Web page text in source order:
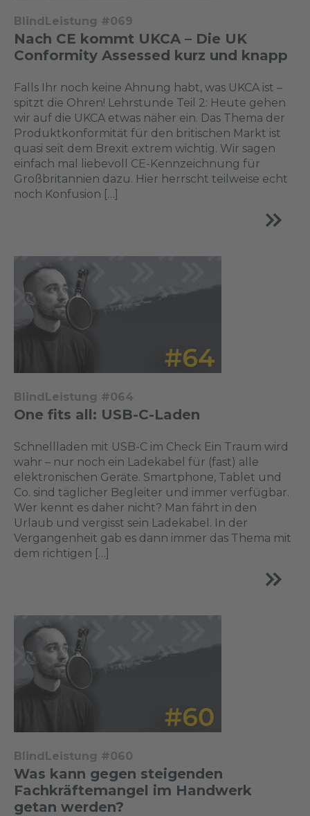
BlindLeistung #069
Nach CE kommt UKCA – Die UK
Conformity Assessed kurz und knapp
Falls Ihr noch keine Ahnung habt, was UKCA ist –
spitzt die Ohren! Lehrstunde Teil 2: Heute gehen
wir auf die UKCA etwas näher ein. Das Thema der
Produktkonformität für den britischen Markt ist
quasi seit dem Brexit extrem wichtig. Wir sagen
einfach mal liebevoll CE-Kennzeichnung für
Großbritannien dazu. Hier herrscht teilweise echt
noch Konfusion […]
BlindLeistung #064
One fits all: USB-C-Laden
Schnellladen mit USB-C im Check Ein Traum wird
wahr – nur noch ein Ladekabel für (fast) alle
elektronischen Geräte. Smartphone, Tablet und
Co. sind täglicher Begleiter und immer verfügbar.
Wer kennt es daher nicht? Man fährt in den
Urlaub und vergisst sein Ladekabel. In der
Vergangenheit gab es dann immer das Thema mit
dem richtigen […]
BlindLeistung #060
Was kann gegen steigenden
Fachkräftemangel im Handwerk
getan werden?